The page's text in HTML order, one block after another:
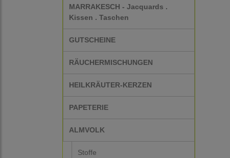
MARRAKESCH - Jacquards .
Kissen . Taschen
GUTSCHEINE
RÄUCHERMISCHUNGEN
HEILKRÄUTER-KERZEN
PAPETERIE
ALMVOLK
Stoffe